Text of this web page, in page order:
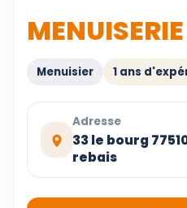
Menuisier 1 ans
Adresse
33 le bourg
rebais